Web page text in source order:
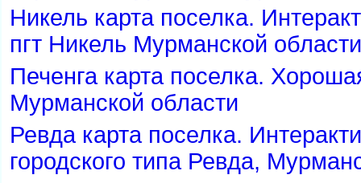
Никель карта поселка.
пгт Никель Мурманской области
Печенга карта поселка.
Мурманской области
Ревда карта поселка.
ородского типа Ревда,